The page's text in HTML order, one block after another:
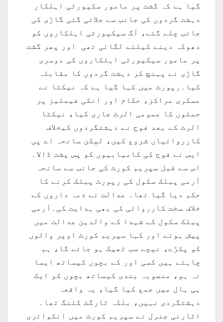
گیا ہے کہ گشت پر مامور سکیورٹی اہلکار
دہشت گردوں کی جانب سے جلائی گئی گاڑی کی
جانب چلے گئے، آگ سیکیورٹی اہلکاروں کو
دھوکہ دینے کیلئے لگائی تھی اور پھر گشت
پر مامور سیکیورٹی اہلکاروں کی دوسری
گاڑی نے پہنچ کر دہشت گردوں کا مقابلہ
کیا۔رپورٹ میں کہا گیا ہے کہ نیکٹا نے
عسکری مراکز، حکام اور انکی فیملیز پر
حملوں کا عمومی الرٹ جاری کیا، نیکٹا
الرٹ کے بعد فوج نے دہشتگردوں کیخلاف
کارروائیاں شروع کیں، لیکن سانحہ اے پی
ایس نے فوج کی کامیابیوں کو پس پشت ڈالا۔
اس سے قبل سپریم کورٹ کی جانب سے سانحہ
آرمی پبلک سکول کی رپورٹ پبلک کرنے کا
حکم دیا گیا تھا۔ عدالت نے ذمہ داروں کے
خلاف سخت کارروائی کی بھی ہدایت کی۔آرمی
پبلک سکول کے شہدا کے والدین عدالت میں
پیش ہوئے اور کہا سپریم کورٹ اوپر والوں
کو پکڑے، نیچے سب ٹھیک ہو جائے گا، ہم
چاہتے ہیں کسی اور کے بچوں کیساتھ ایسا
نہ ہو، منصوبہ بندی کیساتھ بچوں کو ایک
ہی ہال میں جمع کیا گیا، یہ واقعہ
دہشتگردی نہیں، بلکہ ٹارگٹ کلنگ تھا۔
اٹارنی جنرل نے سپریم کورٹ میں انکوائری